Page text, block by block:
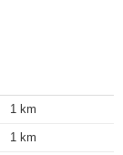
1 km
1 km